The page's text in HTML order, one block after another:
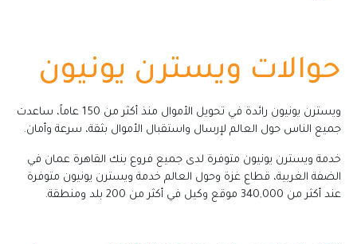
حوالات ويسترن يونيون
ويسترن يونيون رائدة في تحويل الأموال منذ أكثر من 150 عاماً، ساعدت
جميع الناس حول العالم لإرسال واستقبال الأموال بثقة، سرعة وأمان.
خدمة ويسترن يونيون متوفرة لدى جميع فروع بنك القاهرة عمان في
الضفة الغربية، قطاع غزة وحول العالم خدمة ويسترن يونيون متوفرة
عند أكثر من 340,000 موقع وكيل في أكثر من 200 بلد ومنطقة.